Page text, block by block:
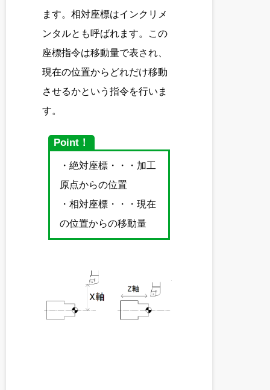
ます。相対座標はインクリメ
ンタルとも呼ばれます。この
座標指令は移動量で表され、
現在の位置からどれだけ移動
させるかという指令を行いま
す。
Point！
・絶対座標・・・加工
原点からの位置
・相対座標・・・現在
の位置からの移動量